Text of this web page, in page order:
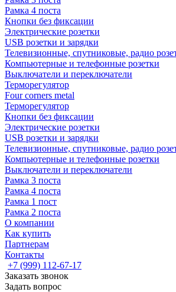
Рамка 4 поста
Кнопки без фиксации
Электрические розетки
USB розетки и зарядки
Телевизионные, спутниковые, радио
Компьютерные и телефонные розетки
Выключатели и переключатели
Терморегулятор
Four corners metal
Терморегулятор
Кнопки без фиксации
Электрические розетки
USB розетки и зарядки
Телевизионные, спутниковые, радио
Компьютерные и телефонные розетки
Выключатели и переключатели
Рамка 3 поста
Рамка 4 поста
Рамка 1 пост
Рамка 2 поста
О компании
Как купить
Партнерам
Контакты
+7 (999) 112-67-17
Заказать звонок
Задать вопрос